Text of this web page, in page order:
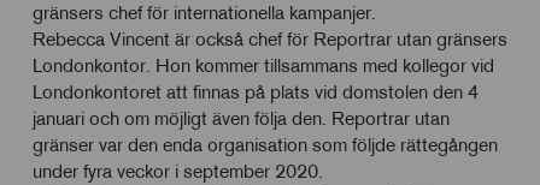
gränsers chef för internationella kampanjer.
Rebecca Vincent är också chef för Reportrar utan gränsers
Londonkontor. Hon kommer tillsammans med kollegor vid
Londonkontoret att finnas på plats vid domstolen den 4
januari och om möjligt även följa den. Reportrar utan
gränser var den enda organisation som följde rättegången
under fyra veckor i september 2020.